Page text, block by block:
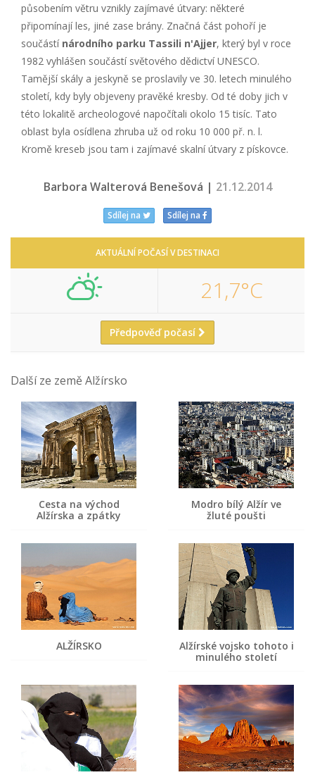
působením větru vznikly zajímavé útvary: některé
připomínají les, jiné zase brány. Značná část pohoří je
součástí národního parku Tassili n'Ajjer, který byl v roce
1982 vyhlášen součástí světového dědictví UNESCO.
Tamější skály a jeskyně se proslavily ve 30. letech minulého
století, kdy byly objeveny pravěké kresby. Od té doby jich v
této lokalitě archeologové napočítali okolo 15 tisíc. Tato
oblast byla osídlena zhruba už od roku 10 000 př. n. l.
Kromě kreseb jsou tam i zajímavé skalní útvary z pískovce.
Barbora Walterová Benešová | 21.12.2014
Sdílej na Sdílej na
AKTUÁLNÍ POČASÍ V DESTINACI
21,7°C
Předpověď počasí
Další ze země Alžírsko
Cesta na východ
Alžírska a zpátky
Modro bílý Alžír ve
žluté poušti
ALŽÍRSKO
Alžírské vojsko tohoto i
minulého století